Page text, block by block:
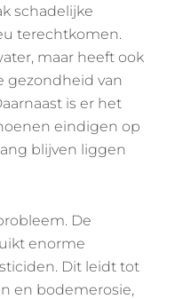
schadelijke
terechtkomen.
maar heeft ook
gezondheid van
is er het
eindigen op
blijven liggen
De
enorme
Dit leidt tot
en bodemerosie,